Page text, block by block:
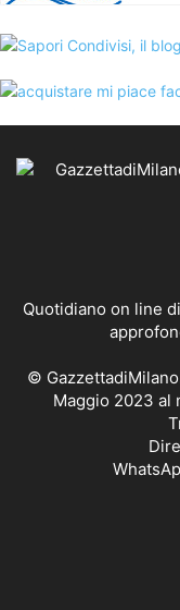
Quotidiano on line
©
Maggio 2023 al